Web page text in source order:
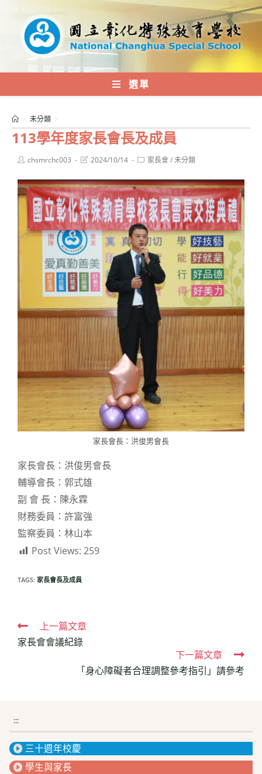
內
選單
113學年度家長會長及成員
> 未分類 >
Postchsmrchc003
Post2024/10/14
Post家長會/未分類
家長會長：洪俊男會長
家長會長：洪俊男會長
輔導會長：郭式雄
副 會 長：陳永霖
財務委員：許富強
監察委員：林山本
Post Views: 259
TAGS: 家長會長及成員
Read
more
上一篇文章
家長會會議紀錄
下一篇文章
「身心障礙者合理調整參考指引」請參考
:::
三十週年校慶
學生與家長